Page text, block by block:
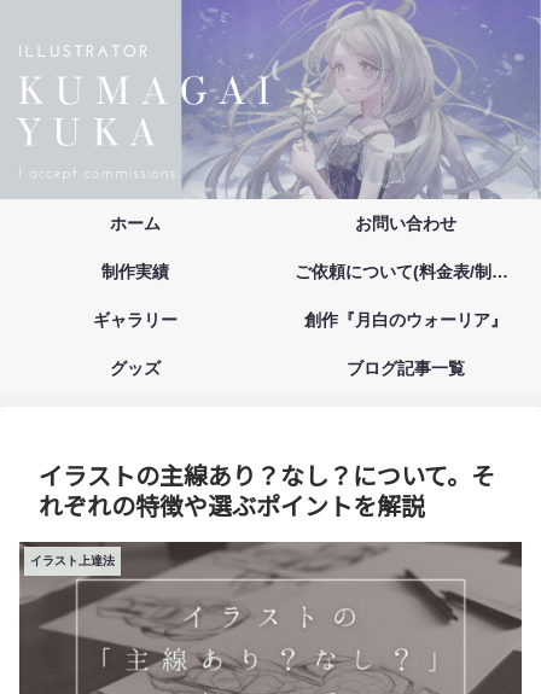
ホーム お問い合わせ
制作実績 ご依頼について(料金表/制作の流れ/注意事項/お支払い方法)
ギャラリー 創作『月白のウォーリア』
グッズ ブログ記事一覧
イラストの主線あり？なし？について。そ
れぞれの特徴や選ぶポイントを解説
イラスト上達法